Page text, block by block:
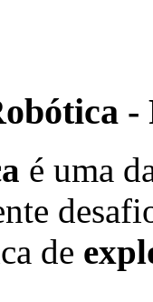
-
é uma
de